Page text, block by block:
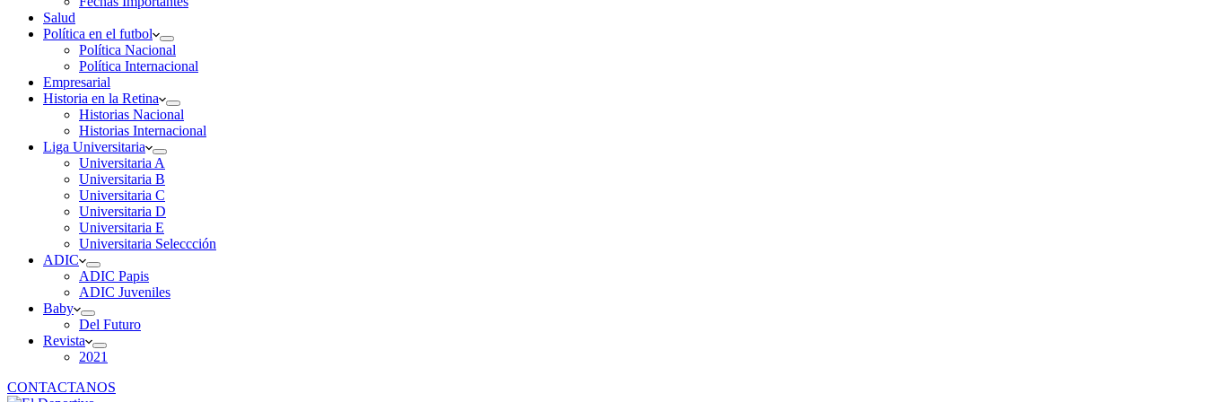
Salud
Política en el futbol
Política Nacional
Política Internacional
Empresarial
Historia en la Retina
Historias Nacional
Historias Internacional
Liga Universitaria
Universitaria A
Universitaria B
Universitaria C
Universitaria D
Universitaria E
Universitaria Seleccción
ADIC
ADIC Papis
ADIC Juveniles
Baby
Del Futuro
Revista
2021
CONTACTANOS